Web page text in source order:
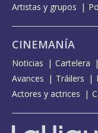
Artistas y grupos
CINEMANÍA
Noticias Cartelera
Avances
Tráilers
Actores y actrices